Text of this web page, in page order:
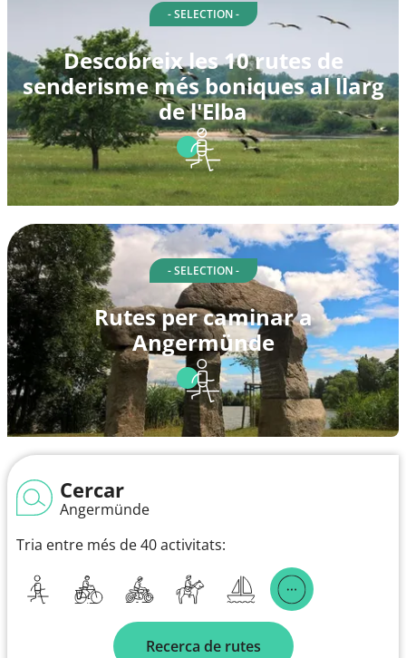
- SELECTION -
Descobreix les 10 rutes de
senderisme més boniques al llarg
de l'Elba
- SELECTION -
Rutes per caminar a
Angermünde
Cercar
Angermünde
Tria entre més de 40 activitats:
Recerca de rutes